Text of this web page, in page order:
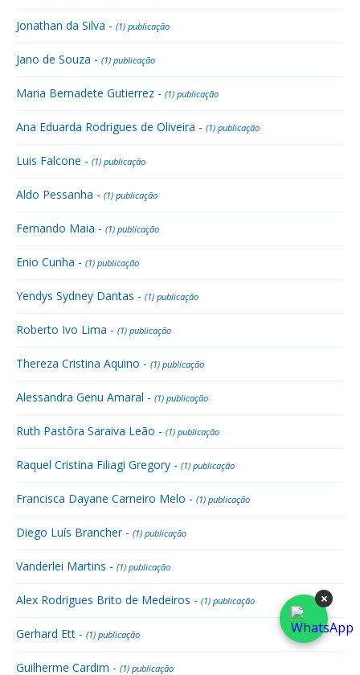
Jonathan da Silva - (1) publicação
Jano de Souza - (1) publicação
Maria Bernadete Gutierrez - (1) publicação
Ana Eduarda Rodrigues de Oliveira - (1) publicação
Luis Falcone - (1) publicação
Aldo Pessanha - (1) publicação
Fernando Maia - (1) publicação
Enio Cunha - (1) publicação
Yendys Sydney Dantas - (1) publicação
Roberto Ivo Lima - (1) publicação
Thereza Cristina Aquino - (1) publicação
Alessandra Genu Amaral - (1) publicação
Ruth Pastôra Saraiva Leão - (1) publicação
Raquel Cristina Filiagi Gregory - (1) publicação
Francisca Dayane Carneiro Melo - (1) publicação
Diego Luís Brancher - (1) publicação
Vanderlei Martins - (1) publicação
Alex Rodrigues Brito de Medeiros - (1) publicação
Gerhard Ett - (1) publicação
Guilherme Cardim - (1) publicação
×